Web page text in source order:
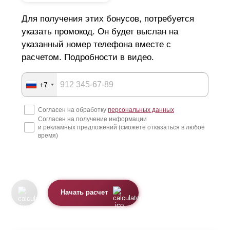
Для получения этих бонусов, потребуется
указать промокод. Он будет выслан на
указанный номер телефона вместе с
расчетом. Подробности в видео.
+7
Согласен на обработку персональных данных
Согласен на получение информации
и рекламных предложений (сможете отказаться в любое
время)
Начать расчет